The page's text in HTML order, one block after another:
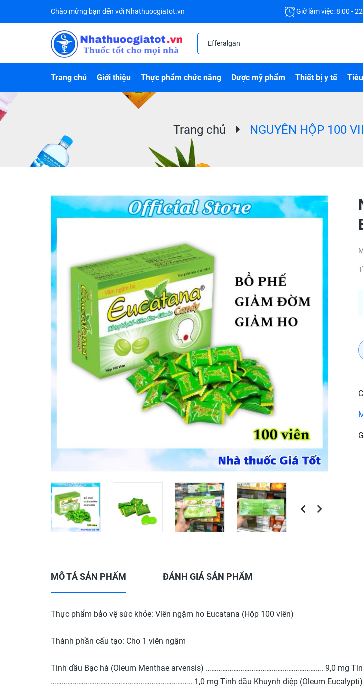
Chào mừng bạn đến với Nhathuocgiatot.vn Giờ làm việc: 8:00 -
Trang chủ Giới thiệu Thực phẩm chức năng Dược mỹ phẩm Thiết bị y tế
Trang chủ NGUYÊN HỘP 100
MÔ TẢ SẢN PHẨM ĐÁNH GIÁ SẢN PHẨM
Thực phẩm bảo vệ sức khỏe: Viên ngậm ho Eucatana (Hộp 100 viên)
Thành phần cấu tạo: Cho 1 viên ngậm
Tinh dầu Bạc hà (Oleum Menthae arvensis) ………………………………………………………. 9,0 mg
………………………………………………………………….. 1,0 mg Tinh dầu Khuynh diệp (Oleum Eucalypti)